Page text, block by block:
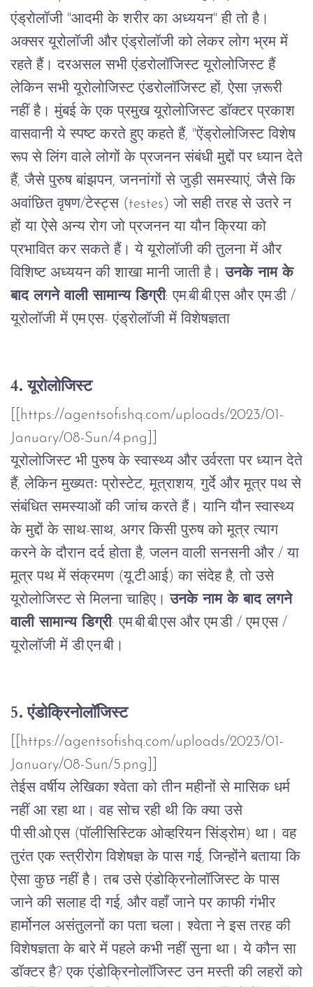
एंड्रोलॉजी "आदमी के शरीर का अध्ययन" ही तो है।
अक्सर यूरोलॉजी और एंड्रोलॉजी को लेकर लोग भ्रम में
रहते हैं। दरअसल सभी एंडरोलॉजिस्ट यूरोलोजिस्ट हैं
लेकिन सभी यूरोलोजिस्ट एंडरोलॉजिस्ट हों,ऐसा ज़रूरी
नहीं है। मुंबई के एक प्रमुख यूरोलोजिस्ट डॉक्टर प्रकाश
वासवानी ये स्पष्ट करते हुए कहते हैं, "ऐंड्रोलोजिस्ट विशेष
रूप सेलिंग वाले लोगोंके प्रजनन संबंधी मुद्दों पर ध्यान देते
हैं,जैसे पुरुष बांझपन,जननांगों से जुड़ी समस्याएं,जैसे कि
अवांछित वृषण/टेस्ट्स(testes)जो सही तरह से उतरे न
हों या ऐसे अन्य रोग जो प्रजनन या यौन क्रिया को
प्रभावित कर सकते हैं। ये यूरोलॉजी की तुलना में और
विशिष्ट अध्ययन की शाखा मानी जाती है। उनके नाम के
बाद लगने वाली सामान्य डिग्री:एम.बी.बी.एस और एम.डी /
यूरोलॉजी में एम.एस-एंड्रोलॉजी में विशेषज्ञता
4. यूरोलोजिस्ट
[[https://agentsofishq.com/uploads/2023/01-
January/08-Sun/4.png]]
यूरोलोजिस्ट भी पुरुष के स्वास्थ्य और उर्वरता पर ध्यान देते
हैं,लेकिन मुख्यतः प्रोस्टेट,मूत्राशय,गुर्दे और मूत्र पथ से
संबंधित समस्याओं की जांच करते हैं। यानि यौन स्वास्थ्य
के मुद्दों के साथ-साथ, अगर किसी पुरुष को मूत्र त्याग
करने के दौरान दर्द होता है,जलन वाली सनसनी और/या
मूत्र पथ में संक्रमण (यू.टी.आई)का संदेह है,तो उसे
यूरोलोजिस्ट से मिलना चाहिए। उनके नाम के बाद लगने
वाली सामान्य डिग्री:एम.बी.बी.एस और एम.डी /एम.एस/
यूरोलॉजी में डी.एन.बी।
5. एंडोक्रिनोलॉजिस्ट
[[https://agentsofishq.com/uploads/2023/01-
January/08-Sun/5.png]]
तेईस वर्षीय लेखिका श्वेता को तीन महीनों से मासिक धर्म
नहीं आ रहा था। वह सोच रही थी कि क्या उसे
पी.सी.ओ.एस(पॉलीसिस्टिक ओव्हरियन सिंड्रोम) था। वह
तुरंत एक स्त्रीरोग विशेषज्ञ के पास गई,जिन्होंने बताया कि
ऐसा कुछ नहीं है। तब उसे एंडोक्रिनोलॉजिस्ट के पास
जाने की सलाह दी गई, और वहाँ जाने पर काफी गंभीर
हार्मोनल असंतुलनों का पता चला। श्वेता ने इस तरह की
विशेषज्ञता के बारे में पहले कभी नहीं सुना था। ये कौन सा
डॉक्टर है? एक एंडोक्रिनोलॉजिस्ट उन मस्ती की लहरों को